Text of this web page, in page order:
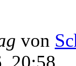
von
20:58